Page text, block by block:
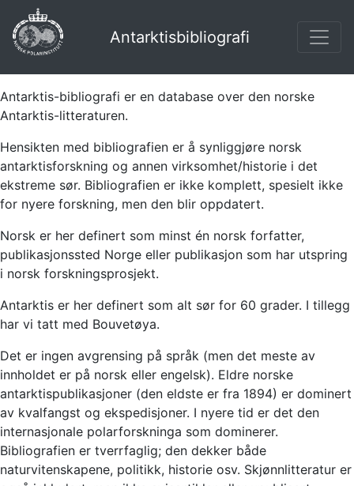
Antarktisbibliografi
Antarktis-bibliografi er en database over den norske
Antarktis-litteraturen.
Hensikten med bibliografien er å synliggjøre norsk
antarktisforskning og annen virksomhet/historie i det
ekstreme sør. Bibliografien er ikke komplett, spesielt ikke
for nyere forskning, men den blir oppdatert.
Norsk er her definert som minst én norsk forfatter,
publikasjonssted Norge eller publikasjon som har utspring
i norsk forskningsprosjekt.
Antarktis er her definert som alt sør for 60 grader. I tillegg
har vi tatt med Bouvetøya.
Det er ingen avgrensing på språk (men det meste av
innholdet er på norsk eller engelsk). Eldre norske
antarktispublikasjoner (den eldste er fra 1894) er dominert
av kvalfangst og ekspedisjoner. I nyere tid er det den
internasjonale polarforskninga som dominerer.
Bibliografien er tverrfaglig; den dekker både
naturvitenskapene, politikk, historie osv. Skjønnlitteratur er